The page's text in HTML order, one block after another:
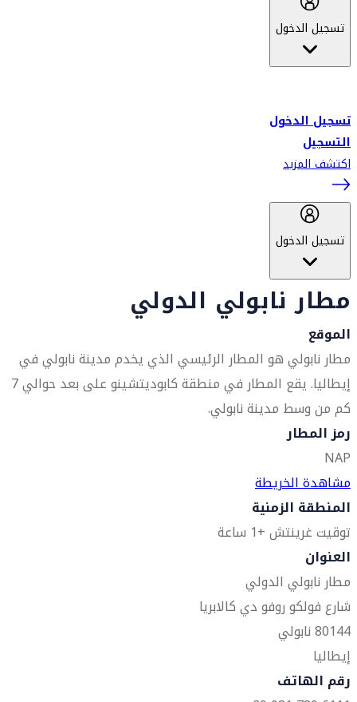
تسجيل الدخول
تسجيل الدخول
التسجيل
اكتشف المزيد
تسجيل الدخول
مطار نابولي الدولي
الموقع
مطار نابولي هو المطار الرئيسي الذي يخدم مدينة نابولي في
إيطاليا. يقع المطار في منطقة كابوديتشينو على بعد حوالي 7
كم من وسط مدينة نابولي.
رمز المطار
NAP
مشاهدة الخريطة
المنطقة الزمنية
توقيت غرينتش +1 ساعة
العنوان
مطار نابولي الدولي
شارع فولكو روفو دي كالابريا
80144 نابولي
إيطاليا
رقم الهاتف